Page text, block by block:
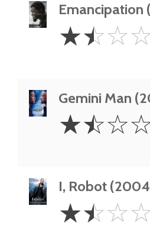
Emancipation
1.5
Stars
☆☆☆
Gemini Man
1.5
Stars
☆☆☆
I, Robot
1.5
Stars
☆☆☆